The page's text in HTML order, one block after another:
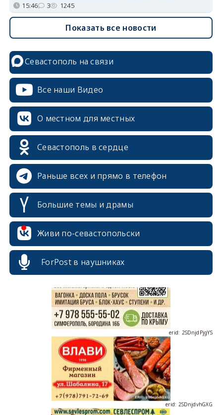
15:46 3 1245
Показать все новости
Севастополь на связи
Все наши Видео
О местном для местных
Севастополь в сердце
Раньше всех и прямо в телефон
Большие темы и драмы
Живи по-севастопольски
ForPost в наушниках
erid: 2SDnjdvhGXG